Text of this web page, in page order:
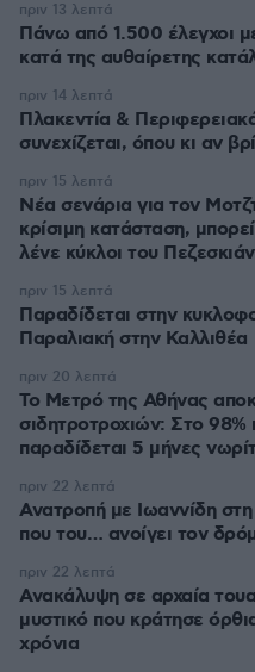
Πάνω από 1.500 έλεγχοι
κατά της αυθαίρετης
πριν 13 λεπτά
Πλακεντία &
συνεχίζεται, όπου κι αν
πριν 14 λεπτά
Νέα σενάρια για τον
κρίσιμη κατάσταση,
λένε κύκλοι του Πεζεσκιάν
πριν 15 λεπτά
Παραδίδεται στην
Παραλιακή στην Καλλιθέα
πριν 15 λεπτά
Το Μετρό της Αθήνας
σιδητροτροχιών: Στο
παραδίδεται 5 μήνες
πριν 20 λεπτά
Ανατροπή με Ιωαννίδη
που του… ανοίγει τον
πριν 22 λεπτά
Ανακάλυψη σε αρχαία
μυστικό που κράτησε
χρόνια
πριν 22 λεπτά